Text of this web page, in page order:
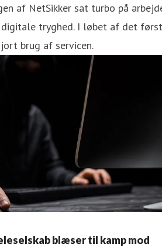
af NetSikker sat turbo på
digitale tryghed. I løbet af det
brug af servicen.
blæser til kamp mod